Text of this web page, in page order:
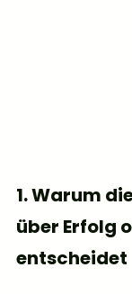
1. Warum
über Erfolg
entscheidet